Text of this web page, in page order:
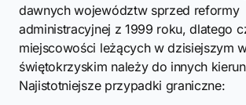
dawnych województw sprzed reformy
administracyjnej z 1999 roku, dlatego
miejscowości leżących w dzisiejszym
świętokrzyskim należy do innych
Najistotniejsze przypadki graniczne: